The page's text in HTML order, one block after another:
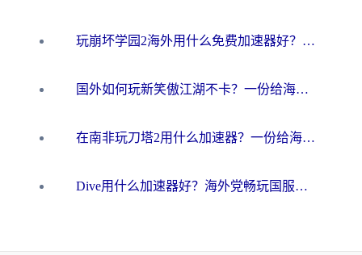
玩崩坏学园2海外用什么免费加速器好？2026海外党亲测国服游戏加速指南
国外如何玩新笑傲江湖不卡？一份给海外游子的终极网络指南
在南非玩刀塔2用什么加速器？一份给海外游子的终极生存指南
Dive用什么加速器好？海外党畅玩国服游戏的终极避坑指南